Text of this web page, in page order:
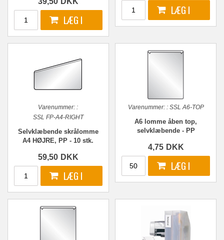
Varenummer: :
SSL FP-A4-RIGHT
Selvklæbende skrålomme
A4 HØJRE, PP - 10 stk.
59,50 DKK
Varenummer:: SSL A6-TOP
A6 lomme åben top,
selvklæbende - PP
4,75 DKK